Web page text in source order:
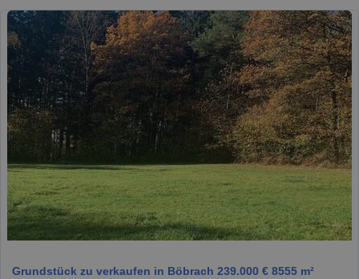
1 / 1
Grundstück zu verkaufen in Böbrach 239.000 € 8555 m²